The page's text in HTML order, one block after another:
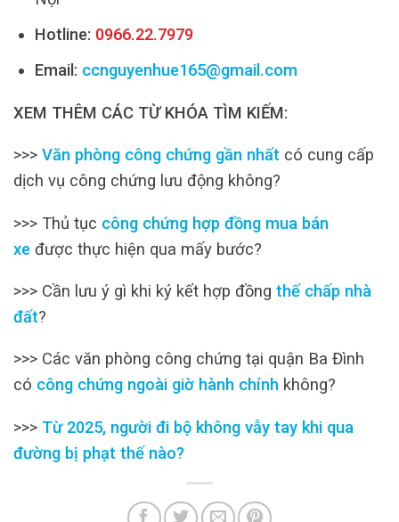
Hotline: 0966.22.7979
Email: ccnguyenhue165@gmail.com
XEM THÊM CÁC TỪ KHÓA TÌM KIẾM:
>>> Văn phòng công chứng gần nhất có cung cấp
dịch vụ công chứng lưu động không?
>>> Thủ tục công chứng hợp đồng mua bán
xe được thực hiện qua mấy bước?
>>> Cần lưu ý gì khi ký kết hợp đồng thế chấp nhà
đất?
>>> Các văn phòng công chứng tại quận Ba Đình
có công chứng ngoài giờ hành chính không?
>>> Từ 2025, người đi bộ không vẫy tay khi qua
đường bị phạt thế nào?